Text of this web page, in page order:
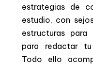
estrategias de
estudio, con
estructuras para
para redactar
Todo ello